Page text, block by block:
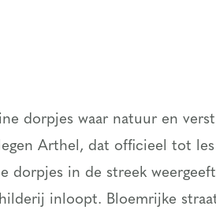
dorpjes waar natuur en
Arthel, dat officieel tot
dorpjes in de streek
inloopt. Bloemrijke